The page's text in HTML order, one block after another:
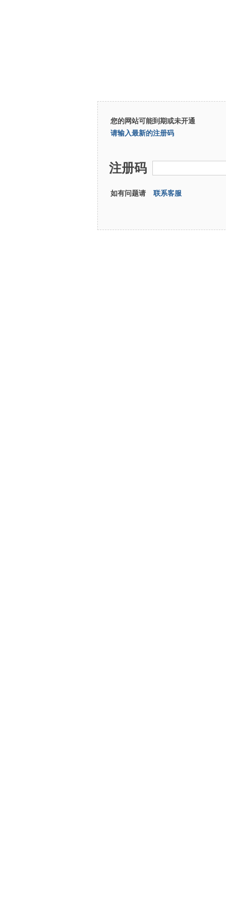
您的网站可能到期或未开通
请输入最新的注册码
注册码
如有问题请 联系客服